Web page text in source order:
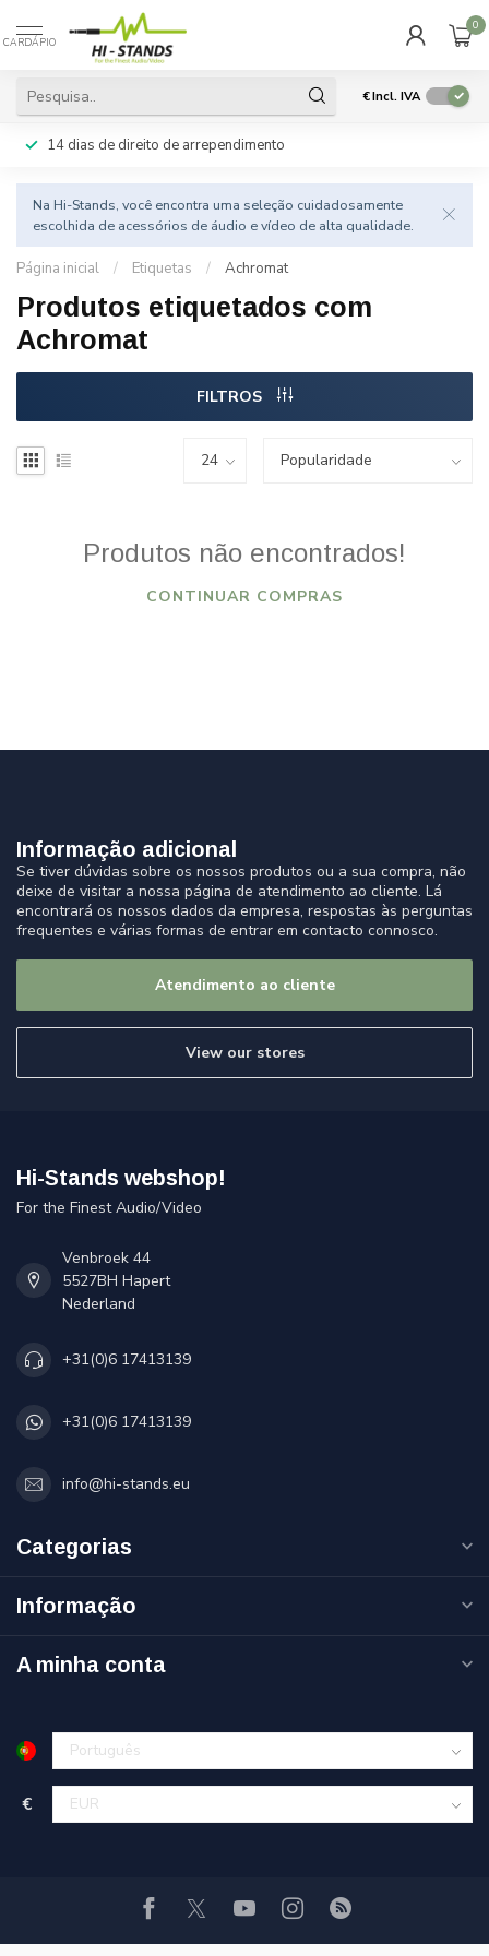
CARDÁPIO
0
€Incl. IVA
14 dias de direito de arrependimento
Na Hi-Stands, você encontra uma seleção cuidadosamente
escolhida de acessórios de áudio e vídeo de alta qualidade.
Página inicial / Etiquetas / Achromat
Produtos etiquetados com
Achromat
FILTROS
Produtos não encontrados!
CONTINUAR COMPRAS
Informação adicional
Se tiver dúvidas sobre os nossos produtos ou a sua compra, não
deixe de visitar a nossa página de atendimento ao cliente. Lá
encontrará os nossos dados da empresa, respostas às perguntas
frequentes e várias formas de entrar em contacto connosco.
Atendimento ao cliente
View our stores
Hi-Stands webshop!
For the Finest Audio/Video
Venbroek 44
5527BH Hapert
Nederland
+31(0)6 17413139
+31(0)6 17413139
info@hi-stands.eu
Categorias
Informação
A minha conta
€